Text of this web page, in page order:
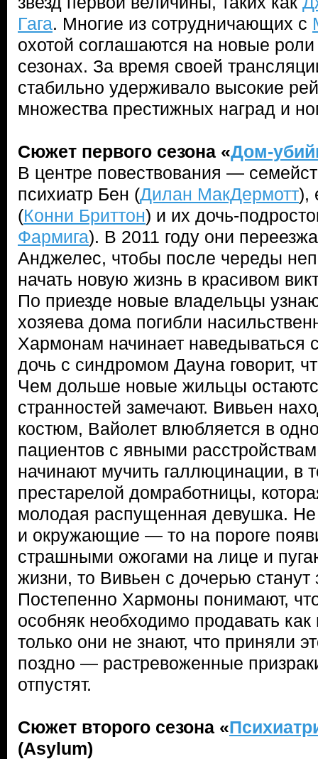
Гага. Многие из сотрудничающих с
охотой соглашаются на новые
сезонах. За время своей
стабильно удерживало высокие
множества престижных наград и
Сюжет первого сезона «Дом-
В центре повествования —
психиатр Бен (Дилан МакДермотт),
(Конни Бриттон) и их дочь-
Фармига). В 2011 году они
Анджелес, чтобы после череды
начать новую жизнь в красивом
По приезде новые владельцы
хозяева дома погибли
Хармонам начинает наведываться
дочь с синдромом Дауна говорит,
Чем дольше новые жильцы
странностей замечают. Вивьен
костюм, Вайолет влюбляется в
пациентов с явными
начинают мучить галлюцинации, в
престарелой домработницы,
молодая распущенная девушка. Не
и окружающие — то на пороге
страшными ожогами на лице и
жизни, то Вивьен с дочерью
Постепенно Хармоны понимают,
особняк необходимо продавать
только они не знают, что приняли
поздно — растревоженные
отпустят.
Сюжет второго сезона «
(Asylum)